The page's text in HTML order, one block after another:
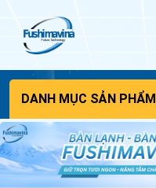
DANH MỤC SẢN PHẨM